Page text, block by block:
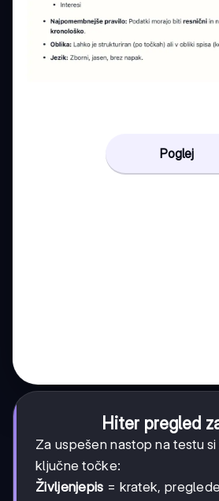
Poglej
Hiter pregled
Za uspešen nastop na testu
ključne točke:
Življenjepis = kratek,